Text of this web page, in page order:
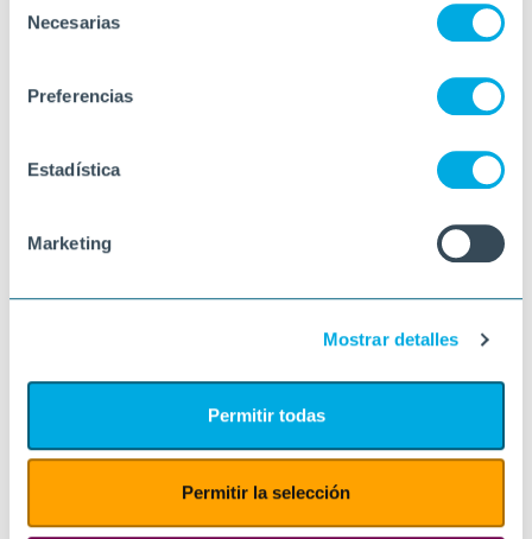
Necesarias
Preferencias
Estadística
Marketing
Mostrar detalles
Permitir todas
Permitir la selección